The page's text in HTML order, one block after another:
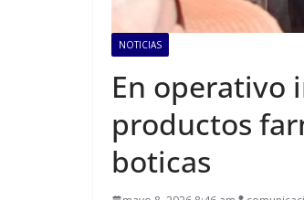
NOTICIAS
En operativo
productos
boticas